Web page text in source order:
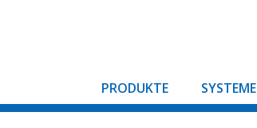
PRODUKTE SYSTEME